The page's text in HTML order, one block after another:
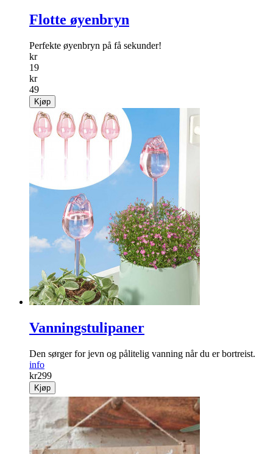
Flotte øyenbryn
Perfekte øyenbryn på få sekunder!
kr
19
kr
49
Kjøp
Vanningstulipaner
Den sørger for jevn og pålitelig vanning når du er bortreist.
info
kr299
Kjøp